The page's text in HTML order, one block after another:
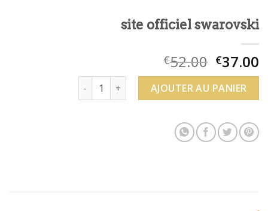
site officiel swarovski
€52.00 €37.00
quantité de site officiel swarovski
AJOUTER AU PANIER